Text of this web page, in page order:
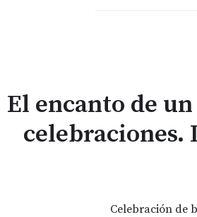
El encanto de
celebraciones.
Celebración de